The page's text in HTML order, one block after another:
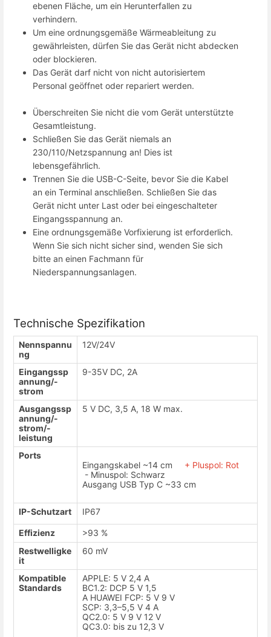
ebenen Fläche, um ein Herunterfallen zu
verhindern.
Um eine ordnungsgemäße Wärmeableitung zu
gewährleisten, dürfen Sie das Gerät nicht abdecken
oder blockieren.
Das Gerät darf nicht von nicht autorisiertem
Personal geöffnet oder repariert werden.
Überschreiten Sie nicht die vom Gerät unterstützte
Gesamtleistung.
Schließen Sie das Gerät niemals an
230/110/Netzspannung an! Dies ist
lebensgefährlich.
Trennen Sie die USB-C-Seite, bevor Sie die Kabel
an ein Terminal anschließen. Schließen Sie das
Gerät nicht unter Last oder bei eingeschalteter
Eingangsspannung an.
Eine ordnungsgemäße Vorfixierung ist erforderlich.
Wenn Sie sich nicht sicher sind, wenden Sie sich
bitte an einen Fachmann für
Niederspannungsanlagen.
Technische Spezifikation
Nennspannu
ng
12V/24V
Eingangssp
annung/-
strom
9-35V DC, 2A
Ausgangssp
annung/-
strom/-
leistung
5 V DC, 3,5 A, 18 W max.
Ports
Eingangskabel ~14 cm + Pluspol: Rot
- Minuspol: Schwarz
Ausgang USB Typ C ~33 cm
IP-Schutzart IP67
Effizienz
>93 %
Restwelligke
it
60 mV
Kompatible
Standards
APPLE: 5 V 2,4 A
BC1.2: DCP 5 V 1,5
A HUAWEI FCP: 5 V 9 V
SCP: 3,3–5,5 V 4 A
QC2.0: 5 V 9 V 12 V
QC3.0: bis zu 12,3 V